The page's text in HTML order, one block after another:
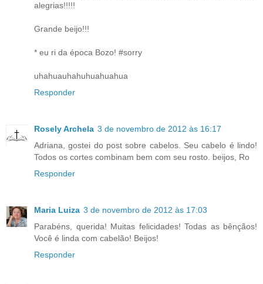
alegrias!!!!!
Grande beijo!!!
* eu ri da época Bozo! #sorry
uhahuauhahuhuahuahua
Responder
Rosely Archela 3 de novembro de 2012 às 16:17
Adriana, gostei do post sobre cabelos. Seu cabelo é lindo!
Todos os cortes combinam bem com seu rosto. beijos, Ro
Responder
Maria Luiza 3 de novembro de 2012 às 17:03
Parabéns, querida! Muitas felicidades! Todas as bênçãos!
Você é linda com cabelão! Beijos!
Responder